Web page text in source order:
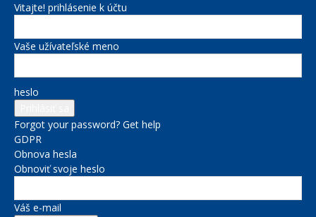
Vitajte! prihlásenie k účtu
Vaše užívateľské meno
heslo
Forgot your password? Get help
GDPR
Obnova hesla
Obnoviť svoje heslo
Váš e-mail